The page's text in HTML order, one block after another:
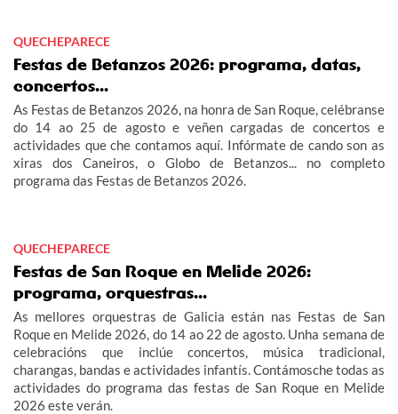
QUECHEPARECE
Festas de Betanzos 2026: programa, datas,
concertos...
As Festas de Betanzos 2026, na honra de San Roque, celébranse
do 14 ao 25 de agosto e veñen cargadas de concertos e
actividades que che contamos aquí. Infórmate de cando son as
xiras dos Caneiros, o Globo de Betanzos... no completo
programa das Festas de Betanzos 2026.
QUECHEPARECE
Festas de San Roque en Melide 2026:
programa, orquestras...
As mellores orquestras de Galicia están nas Festas de San
Roque en Melide 2026, do 14 ao 22 de agosto. Unha semana de
celebracións que inclúe concertos, música tradicional,
charangas, bandas e actividades infantís. Contámosche todas as
actividades do programa das festas de San Roque en Melide
2026 este verán.